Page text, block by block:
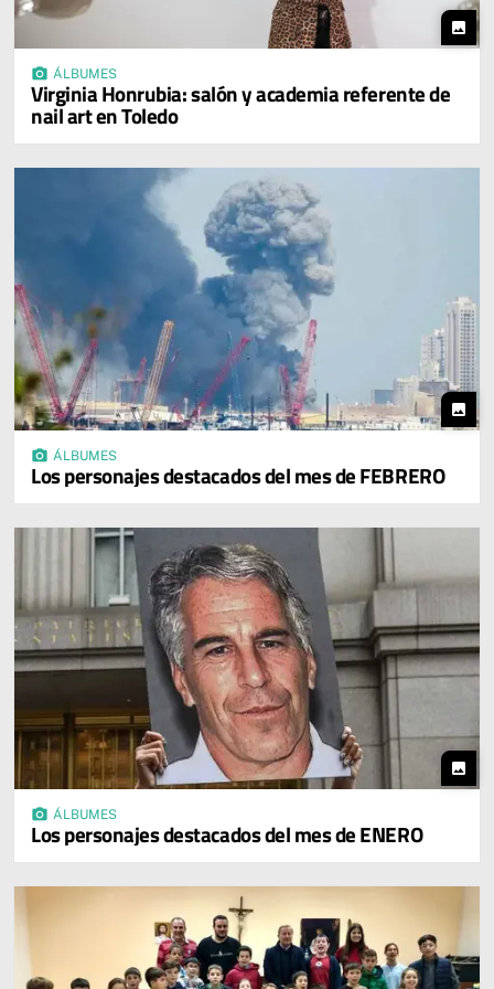
photo
photo_camera ÁLBUMES
Virginia Honrubia: salón y academia referente de
nail art en Toledo
photo
photo_camera ÁLBUMES
Los personajes destacados del mes de FEBRERO
photo
photo_camera ÁLBUMES
Los personajes destacados del mes de ENERO